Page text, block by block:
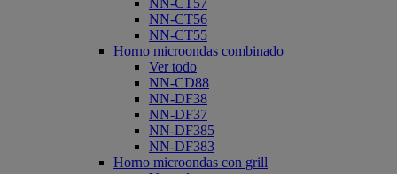
NN-CT57
NN-CT56
NN-CT55
Horno microondas combinado
Ver todo
NN-CD88
NN-DF38
NN-DF37
NN-DF385
NN-DF383
Horno microondas con grill